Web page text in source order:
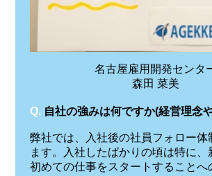
名古屋雇用開発センタ
森田 菜美
Q. 自社の強みは何ですか(経営理念
弊社では、入社後の社員フォロー体
ます。入社したばかりの頃は特に、
初めての仕事をスタートすることへ